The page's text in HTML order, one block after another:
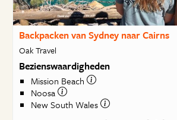
Backpacken van Sydney naar Cairns
Oak Travel
Bezienswaardigheden
Mission Beach
Noosa
New South Wales